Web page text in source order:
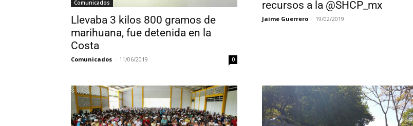
Comunicados
Llevaba 3 kilos 800 gramos de
marihuana, fue detenida en la
Costa
Comunicados - 11/06/2019 0
recursos a la @SHCP_mx
Jaime Guerrero - 19/02/2019